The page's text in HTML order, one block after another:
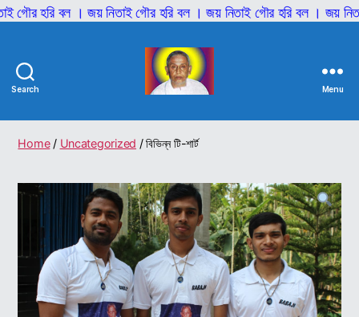
বল । জয় নিতাই গৌর হরি বল । জয় নিতাই গৌর হরি বল । জয় নিতাই
Search
শ্রী
আনিল
Menu
Home/ Uncategorized / বিভিন্ন টি-শার্ট